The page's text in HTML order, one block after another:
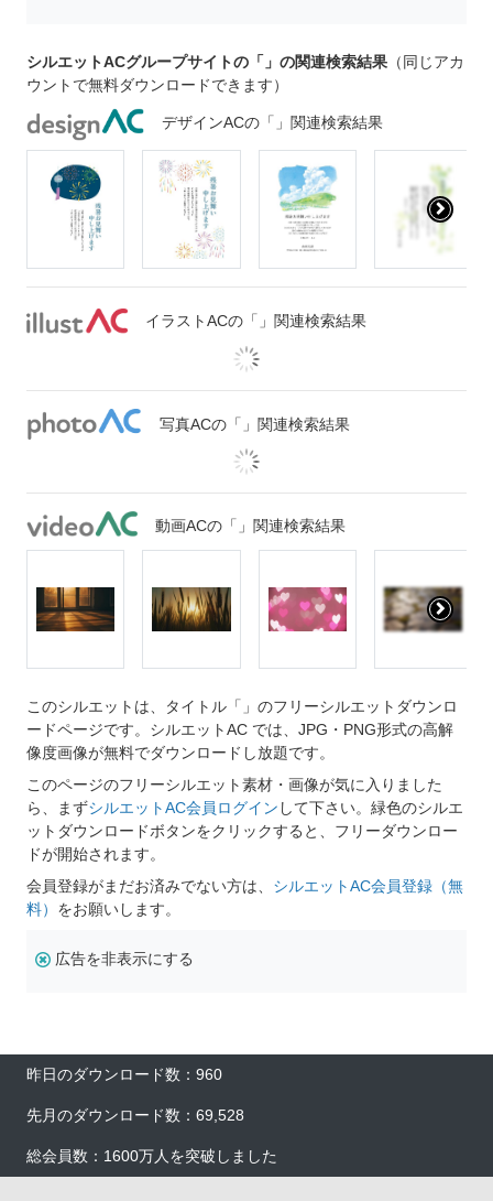
シルエットACグループサイトの「」の関連検索結果 （同じアカ
ウントで無料ダウンロードできます）
デザインACの「」関連検索結果
イラストACの「」関連検索結果
写真ACの「」関連検索結果
動画ACの「」関連検索結果
このシルエットは、タイトル「」のフリーシルエットダウンロ
ードページです。シルエットAC では、JPG・PNG形式の高解
像度画像が無料でダウンロードし放題です。
このページのフリーシルエット素材・画像が気に入りました
ら、まずシルエットAC会員ログイン して下さい。緑色のシルエ
ットダウンロードボタンをクリックすると、フリーダウンロー
ドが開始されます。
会員登録がまだお済みでない方は、 シルエットAC会員登録（無
料） をお願いします。
広告を非表示にする
昨日のダウンロード数：960
先月のダウンロード数：69,528
総会員数：1600万人を突破しました